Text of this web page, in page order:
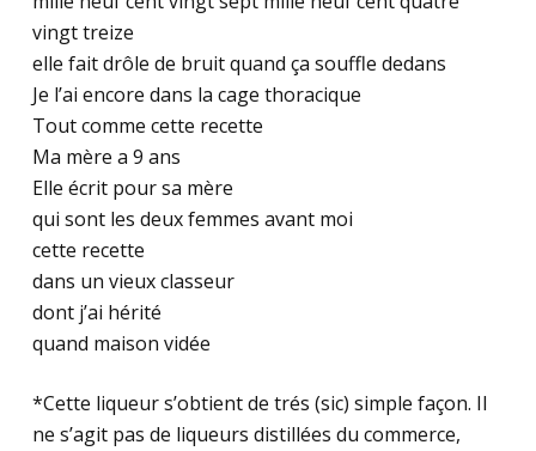
vingt treize
elle fait drôle de bruit quand ça souffle dedans
Je l’ai encore dans la cage thoracique
Tout comme cette recette
Ma mère a 9 ans
Elle écrit pour sa mère
qui sont les deux femmes avant moi
cette recette
dans un vieux classeur
dont j’ai hérité
quand maison vidée
*Cette liqueur s’obtient de trés (sic) simple façon. Il
ne s’agit pas de liqueurs distillées du commerce,